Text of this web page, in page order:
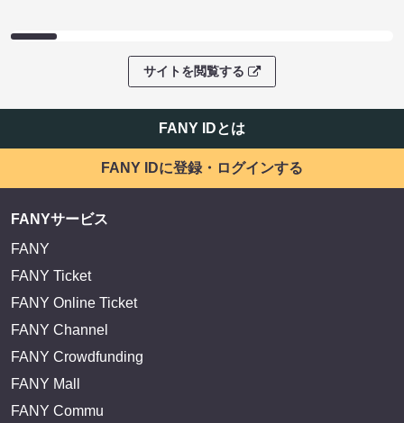
サイトを閲覧する
FANY IDとは
FANY IDに登録・ログインする
FANYサービス
FANY
FANY Ticket
FANY Online Ticket
FANY Channel
FANY Crowdfunding
FANY Mall
FANY Commu